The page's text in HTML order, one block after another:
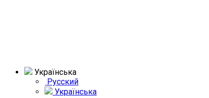
Українська
Русский
Українська